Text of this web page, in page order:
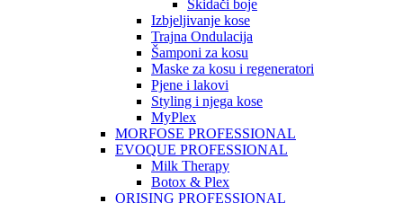
Skidači boje
Izbjeljivanje kose
Trajna Ondulacija
Šamponi za kosu
Maske za kosu i regeneratori
Pjene i lakovi
Styling i njega kose
MyPlex
MORFOSE PROFESSIONAL
EVOQUE PROFESSIONAL
Milk Therapy
Botox & Plex
ORISING PROFESSIONAL